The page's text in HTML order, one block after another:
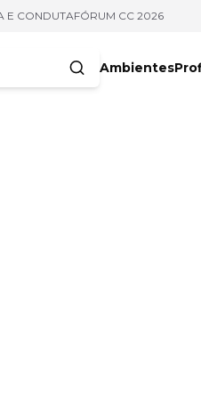
E CONDUTAFÓRUM CC 2026
Ambientes